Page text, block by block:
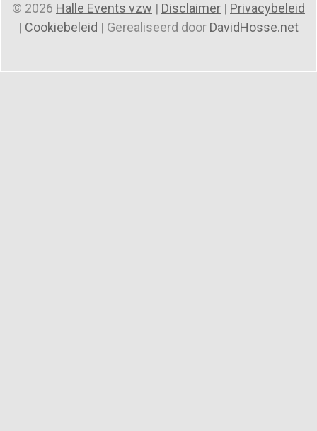
© 2026 Halle Events vzw | Disclaimer | Privacybeleid
| Cookiebeleid | Gerealiseerd door DavidHosse.net